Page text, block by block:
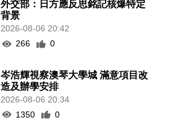
外交部：日方應反思銘記核爆特定
背景
2026-08-06 20:42
266
0
岑浩輝視察澳琴大學城 滿意項目改
造及辦學安排
2026-08-06 20:34
1350
0